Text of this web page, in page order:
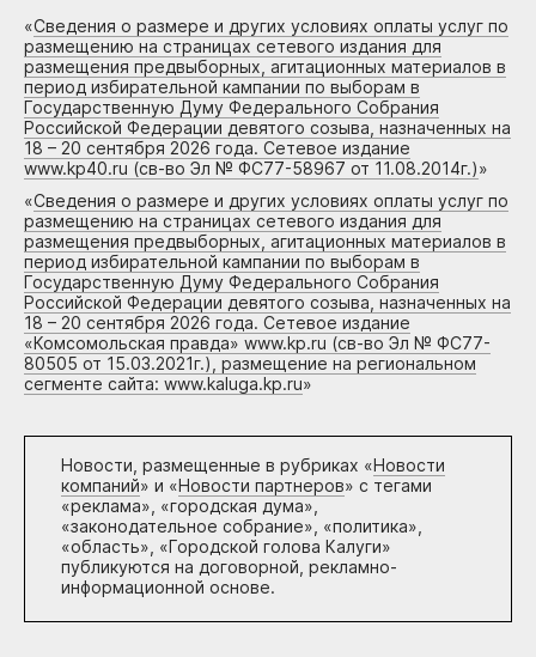
«Сведения о размере и других условиях оплаты услуг по
размещению на страницах сетевого издания для
размещения предвыборных, агитационных материалов в
период избирательной кампании по выборам в
Государственную Думу Федерального Собрания
Российской Федерации девятого созыва, назначенных на
18 – 20 сентября 2026 года. Сетевое издание
www.kp40.ru (св-во Эл № ФС77-58967 от 11.08.2014г.)»
«Сведения о размере и других условиях оплаты услуг по
размещению на страницах сетевого издания для
размещения предвыборных, агитационных материалов в
период избирательной кампании по выборам в
Государственную Думу Федерального Собрания
Российской Федерации девятого созыва, назначенных на
18 – 20 сентября 2026 года. Сетевое издание
«Комсомольская правда» www.kp.ru (св-во Эл № ФС77-
80505 от 15.03.2021г.), размещение на региональном
сегменте сайта: www.kaluga.kp.ru»
Новости, размещенные в рубриках «Новости
компаний» и «Новости партнеров» с тегами
«реклама», «городская дума»,
«законодательное собрание», «политика»,
«область», «Городской голова Калуги»
публикуются на договорной, рекламно-
информационной основе.